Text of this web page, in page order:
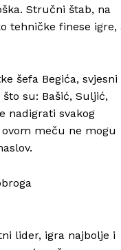
Stručni štab, na
tehničke finese igre,
šefa Begića, svjesni
su: Bašić, Suljić,
nadigrati svakog
meču ne mogu
lider, igra najbolje i